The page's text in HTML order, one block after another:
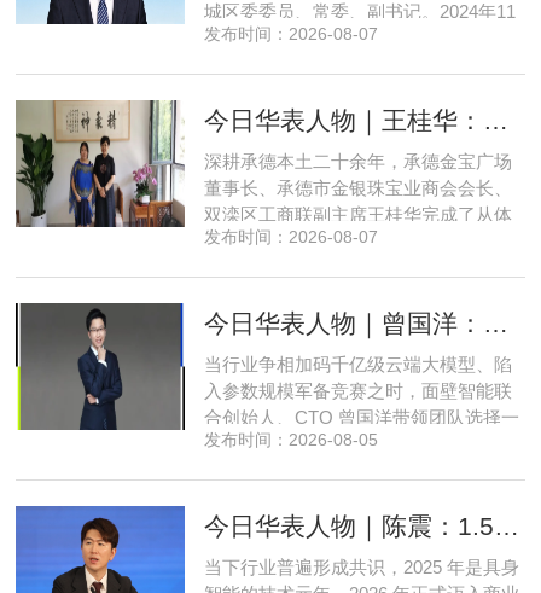
城区委委员、常委、副书记。2024年11
月，郅海杰任北京市西城区委副书记，
记、区长。至此番履新。郅海杰，男，
职研究生，中共党员。曾任北京
发布时间：2026-08-07
今日华表人物｜王桂华：扎根承德守本心，三度跨界深耕本土实业新征程
深耕承德本土二十余年，承德金宝广场
董事长、承德市金银珠宝业商会会长、
双滦区工商联副主席王桂华完成了从体
制内从业者、玉石珠宝创业者，到地产
来，三四线城市创业最忌讳浮躁跟风、
立足本地需求顺势迭代，方能穿
发布时间：2026-08-07
今日华表人物｜曾国洋：弃参数内卷，以知识密度铸就端侧 AI 新未来
当行业争相加码千亿级云端大模型、陷
入参数规模军备竞赛之时，面壁智能联
合创始人、CTO 曾国洋带领团队选择一
条小众赛道：深耕端侧轻量化大模型，
的技术深耕与严谨的工程思维，走出国
布局中，自然流畅的全模态
发布时间：2026-08-05
今日华表人物｜陈震：1.5 亿资金赋能，享刻解锁餐饮机器人规模化
当下行业普遍形成共识，2025 年是具身